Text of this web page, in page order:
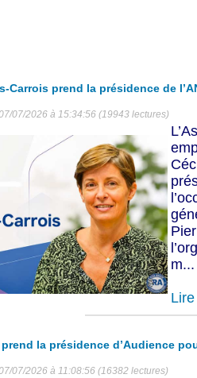
Carrois prend la présidence de
07/2026 à 15:34:56 (19943 lectures)
m...
prend la présidence d’Audience
07/2026 à 11:08:56 (16382 lectures)